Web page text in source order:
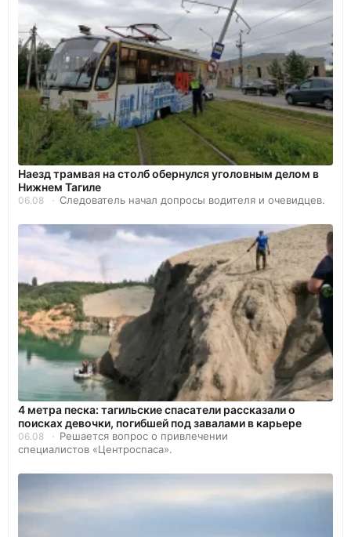
Наезд трамвая на столб обернулся уголовным делом в
Нижнем Тагиле
06.08 Следователь начал допросы водителя и очевидцев.
4 метра песка: тагильские спасатели рассказали о
поисках девочки, погибшей под завалами в карьере
06.08
Решается вопрос о привлечении
специалистов «Центроспаса».